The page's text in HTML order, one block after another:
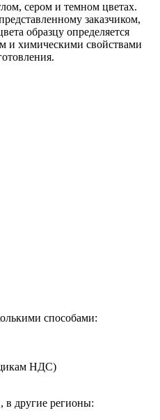
сером и темном цветах.
заказчиком,
образцу определяется
и химическими свойствами
способами:
НДС)
в другие регионы: